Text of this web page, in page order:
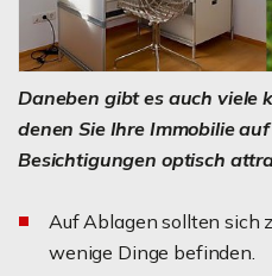
Daneben gibt es auch viele
denen Sie Ihre Immobilie
Besichtigungen optisch
Auf Ablagen sollten sich
wenige Dinge befinden.